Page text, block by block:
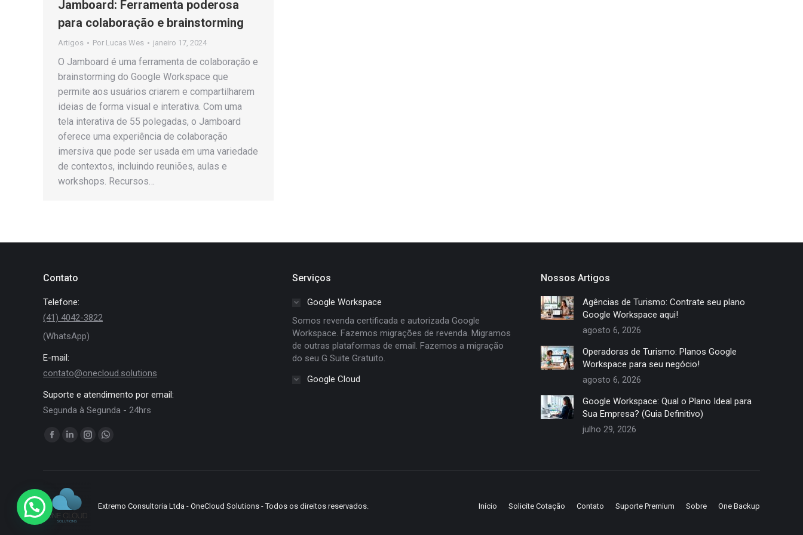
Jamboard: Ferramenta poderosa
para colaboração e brainstorming
Artigos Por Lucas Wes janeiro 17, 2024
O Jamboard é uma ferramenta de colaboração e
brainstorming do Google Workspace que
permite aos usuários criarem e compartilharem
ideias de forma visual e interativa. Com uma
tela interativa de 55 polegadas, o Jamboard
oferece uma experiência de colaboração
imersiva que pode ser usada em uma variedade
de contextos, incluindo reuniões, aulas e
workshops. Recursos…
Contato
Telefone:
(41) 4042-3822
(WhatsApp)
E-mail:
contato@onecloud.solutions
Suporte e atendimento por email:
Segunda à Segunda - 24hrs
Encontre-nos em:
Facebook
opens
new
window
Linkedin
opens
in
new
window
Instagram
opens
new
window
Whatsapp
opens
new
Serviços
Google Workspace
Somos revenda certificada e autorizada Google
Workspace. Fazemos migrações de revenda. Migramos
de outras plataformas de email. Fazemos a migração
do seu G Suite Gratuito.
Google Cloud
Nossos Artigos
Agências de Turismo: Contrate seu plano
Google Workspace aqui!
agosto 6, 2026
Operadoras de Turismo: Planos Google
Workspace para seu negócio!
agosto 6, 2026
Google Workspace: Qual o Plano Ideal para
Sua Empresa? (Guia Definitivo)
julho 29, 2026
Extremo Consultoria Ltda - OneCloud Solutions - Todos os direitos reservados. Início Solicite Cotação Contato Suporte Premium Sobre One Backup